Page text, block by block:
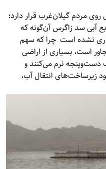
مردم گیلان‌غرب قرار دارد؛
آبی سد زاگرس آن‌گونه که
نشده است چرا که سهم
است، بسیاری از اراضی
دست‌وپنجه نرم می‌کنند و
زیرساخت‌های انتقال آب،